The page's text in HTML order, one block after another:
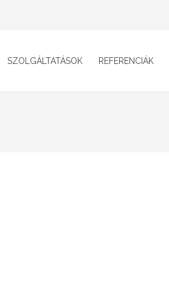
SZOLGÁLTATÁSOK REFERENCIÁK